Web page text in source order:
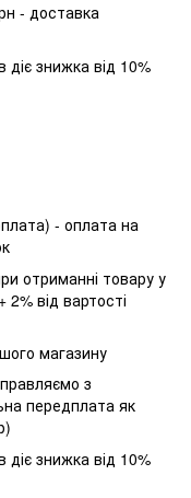
- доставка
діє знижка від 10%
- оплата на
отриманні товару у
2% від вартості
магазину
з
передплата як
діє знижка від 10%